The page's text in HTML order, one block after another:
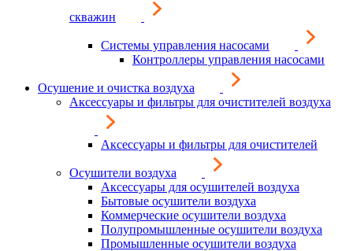
скважин
Системы управления насосами
Контроллеры управления насосами
Осушение и очистка воздуха
Аксессуары и фильтры для очистителей воздуха
Аксессуары и фильтры для очистителей
Осушители воздуха
Аксессуары для осушителей воздуха
Бытовые осушители воздуха
Коммерческие осушители воздуха
Полупромышленные осушители воздуха
Промышленные осушители воздуха